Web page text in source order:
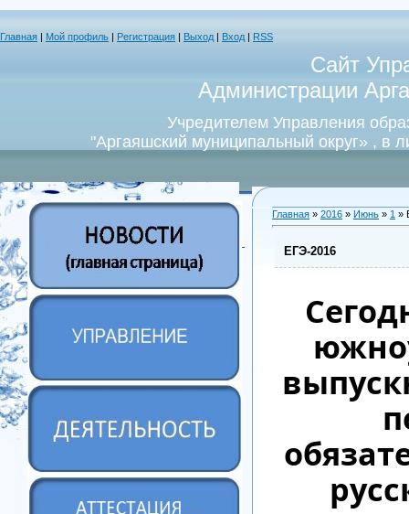
Главная Мой профиль Регистрация Выход Вход RSS
Сайт
Администрации
Учредителем Управления
"Аргаяшский муниципальный округ» , в
Главная » 2016 » Июнь » 1 »
ЕГЭ-2016